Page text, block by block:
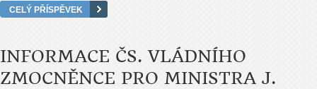
CELÝ PŘÍSPĚVEK
INFORMACE ČS. VLÁDNÍHO
ZMOCNĚNCE PRO MINISTRA J.